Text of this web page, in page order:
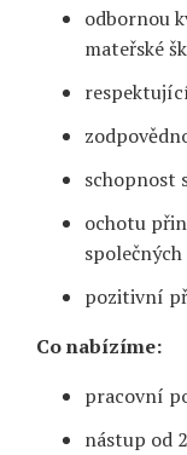
odbornou
mateřské
schopnost
ochotu
pozitivní
Co nabízíme:
pracovní
nástup od